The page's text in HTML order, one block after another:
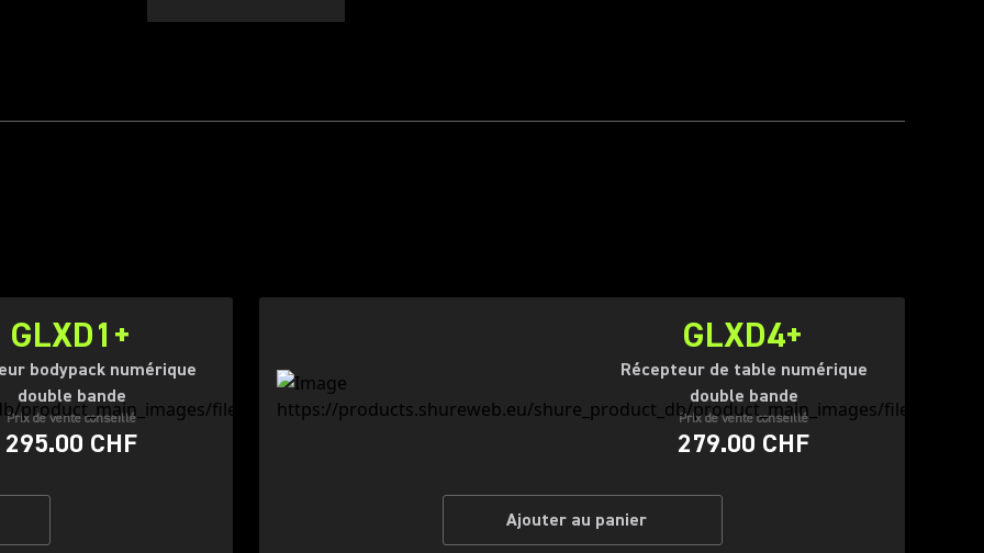
GLXD1+
bodypack numérique
double bande
Prix de vente conseillé
295.00 CHF
GLXD4+
Récepteur de table numérique
double bande
Prix de vente conseillé
279.00 CHF
Ajouter au panier